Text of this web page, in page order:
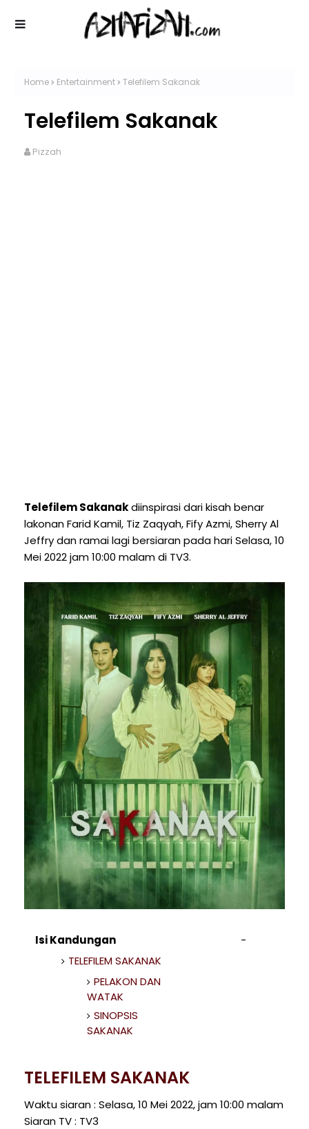
Home Entertainment Telefilem Sakanak
Telefilem Sakanak
Pizzah
Telefilem Sakanakdiinspirasi dari kisah benar
lakonan Farid Kamil, Tiz Zaqyah, Fify Azmi, Sherry Al
Jeffry dan ramai lagi bersiaran pada hari Selasa, 10
Mei 2022 jam 10:00 malam di TV3.
Isi Kandungan
TELEFILEM SAKANAK
PELAKON DAN
WATAK
SINOPSIS
SAKANAK
TELEFILEM SAKANAK
Waktu siaran : Selasa, 10 Mei 2022, jam 10:00 malam
Siaran TV : TV3